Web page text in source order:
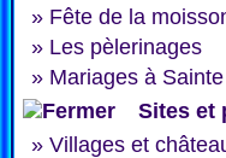
» Fête de la
» Les pèlerinages
» Mariages à
Sites et
» Villages et